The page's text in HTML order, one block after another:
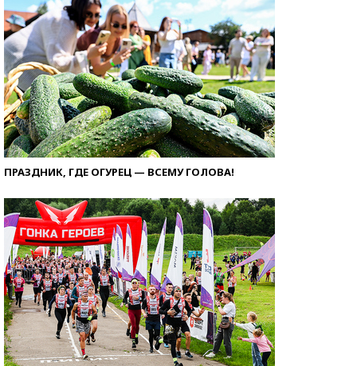
ПРАЗДНИК, ГДЕ ОГУРЕЦ — ВСЕМУ ГОЛОВА!